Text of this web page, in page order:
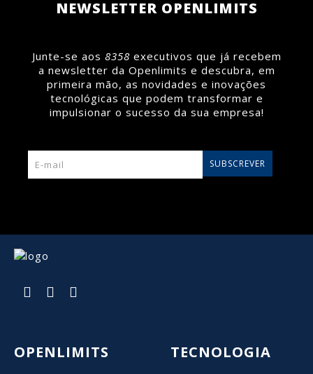
NEWSLETTER OPENLIMITS
Junte-se aos 8358 executivos que já recebem
a newsletter da Openlimits e descubra, em
primeira mão, as novidades e inovações
tecnológicas que podem transformar e
impulsionar o sucesso da sua empresa!
SUBSCREVER
OPENLIMITS TECNOLOGIA